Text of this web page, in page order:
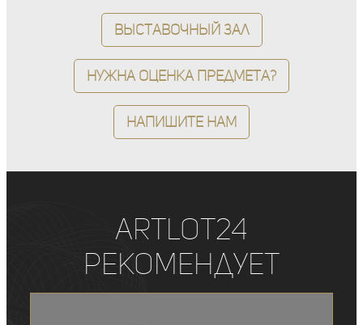
Выставочный зал
Нужна оценка предмета?
Напишите нам
ArtLot24
рекомендует